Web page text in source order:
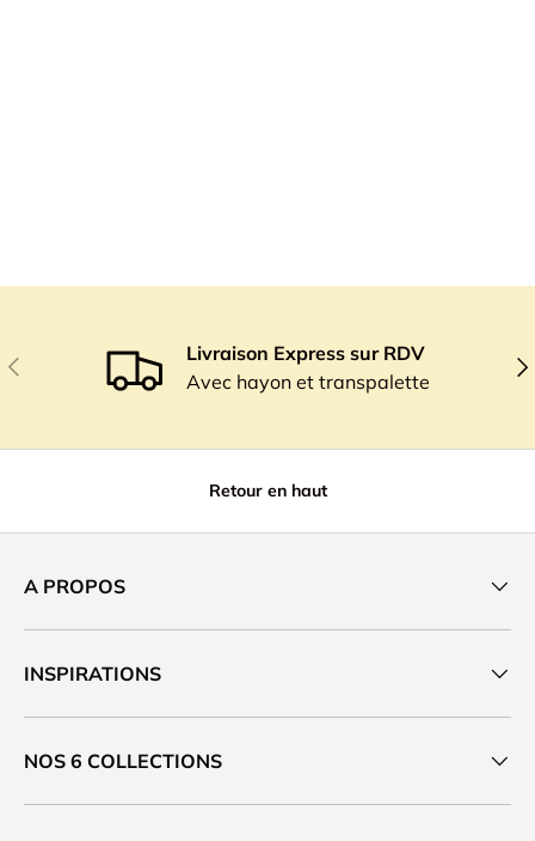
Précédent
Livraison Express sur RDV
Avec hayon et transpalette
Retour en haut
A PROPOS
INSPIRATIONS
NOS 6 COLLECTIONS